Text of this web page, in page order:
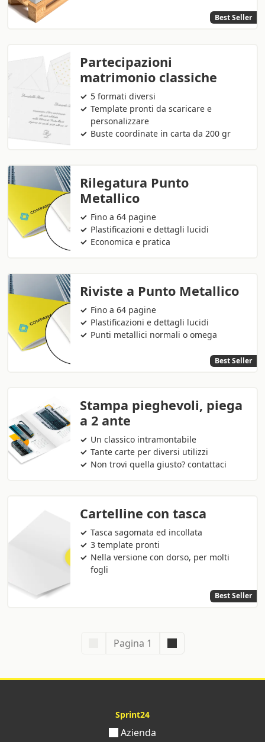
Best Seller
Partecipazioni
matrimonio classiche
5 formati diversi
Template pronti da scaricare e
personalizzare
Buste coordinate in carta da 200 gr
Rilegatura Punto
Metallico
Fino a 64 pagine
Plastificazioni e dettagli lucidi
Economica e pratica
Riviste a Punto Metallico
Fino a 64 pagine
Plastificazioni e dettagli lucidi
Punti metallici normali o omega
Best Seller
Stampa pieghevoli, piega
a 2 ante
Un classico intramontabile
Tante carte per diversi utilizzi
Non trovi quella giusto? contattaci
Cartelline con tasca
Tasca sagomata ed incollata
3 template pronti
Nella versione con dorso, per molti
fogli
Best Seller
Pagina 1
Sprint24
Azienda